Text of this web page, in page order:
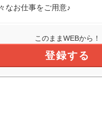
なお仕事をご用意♪
このままWEBから！
登録する